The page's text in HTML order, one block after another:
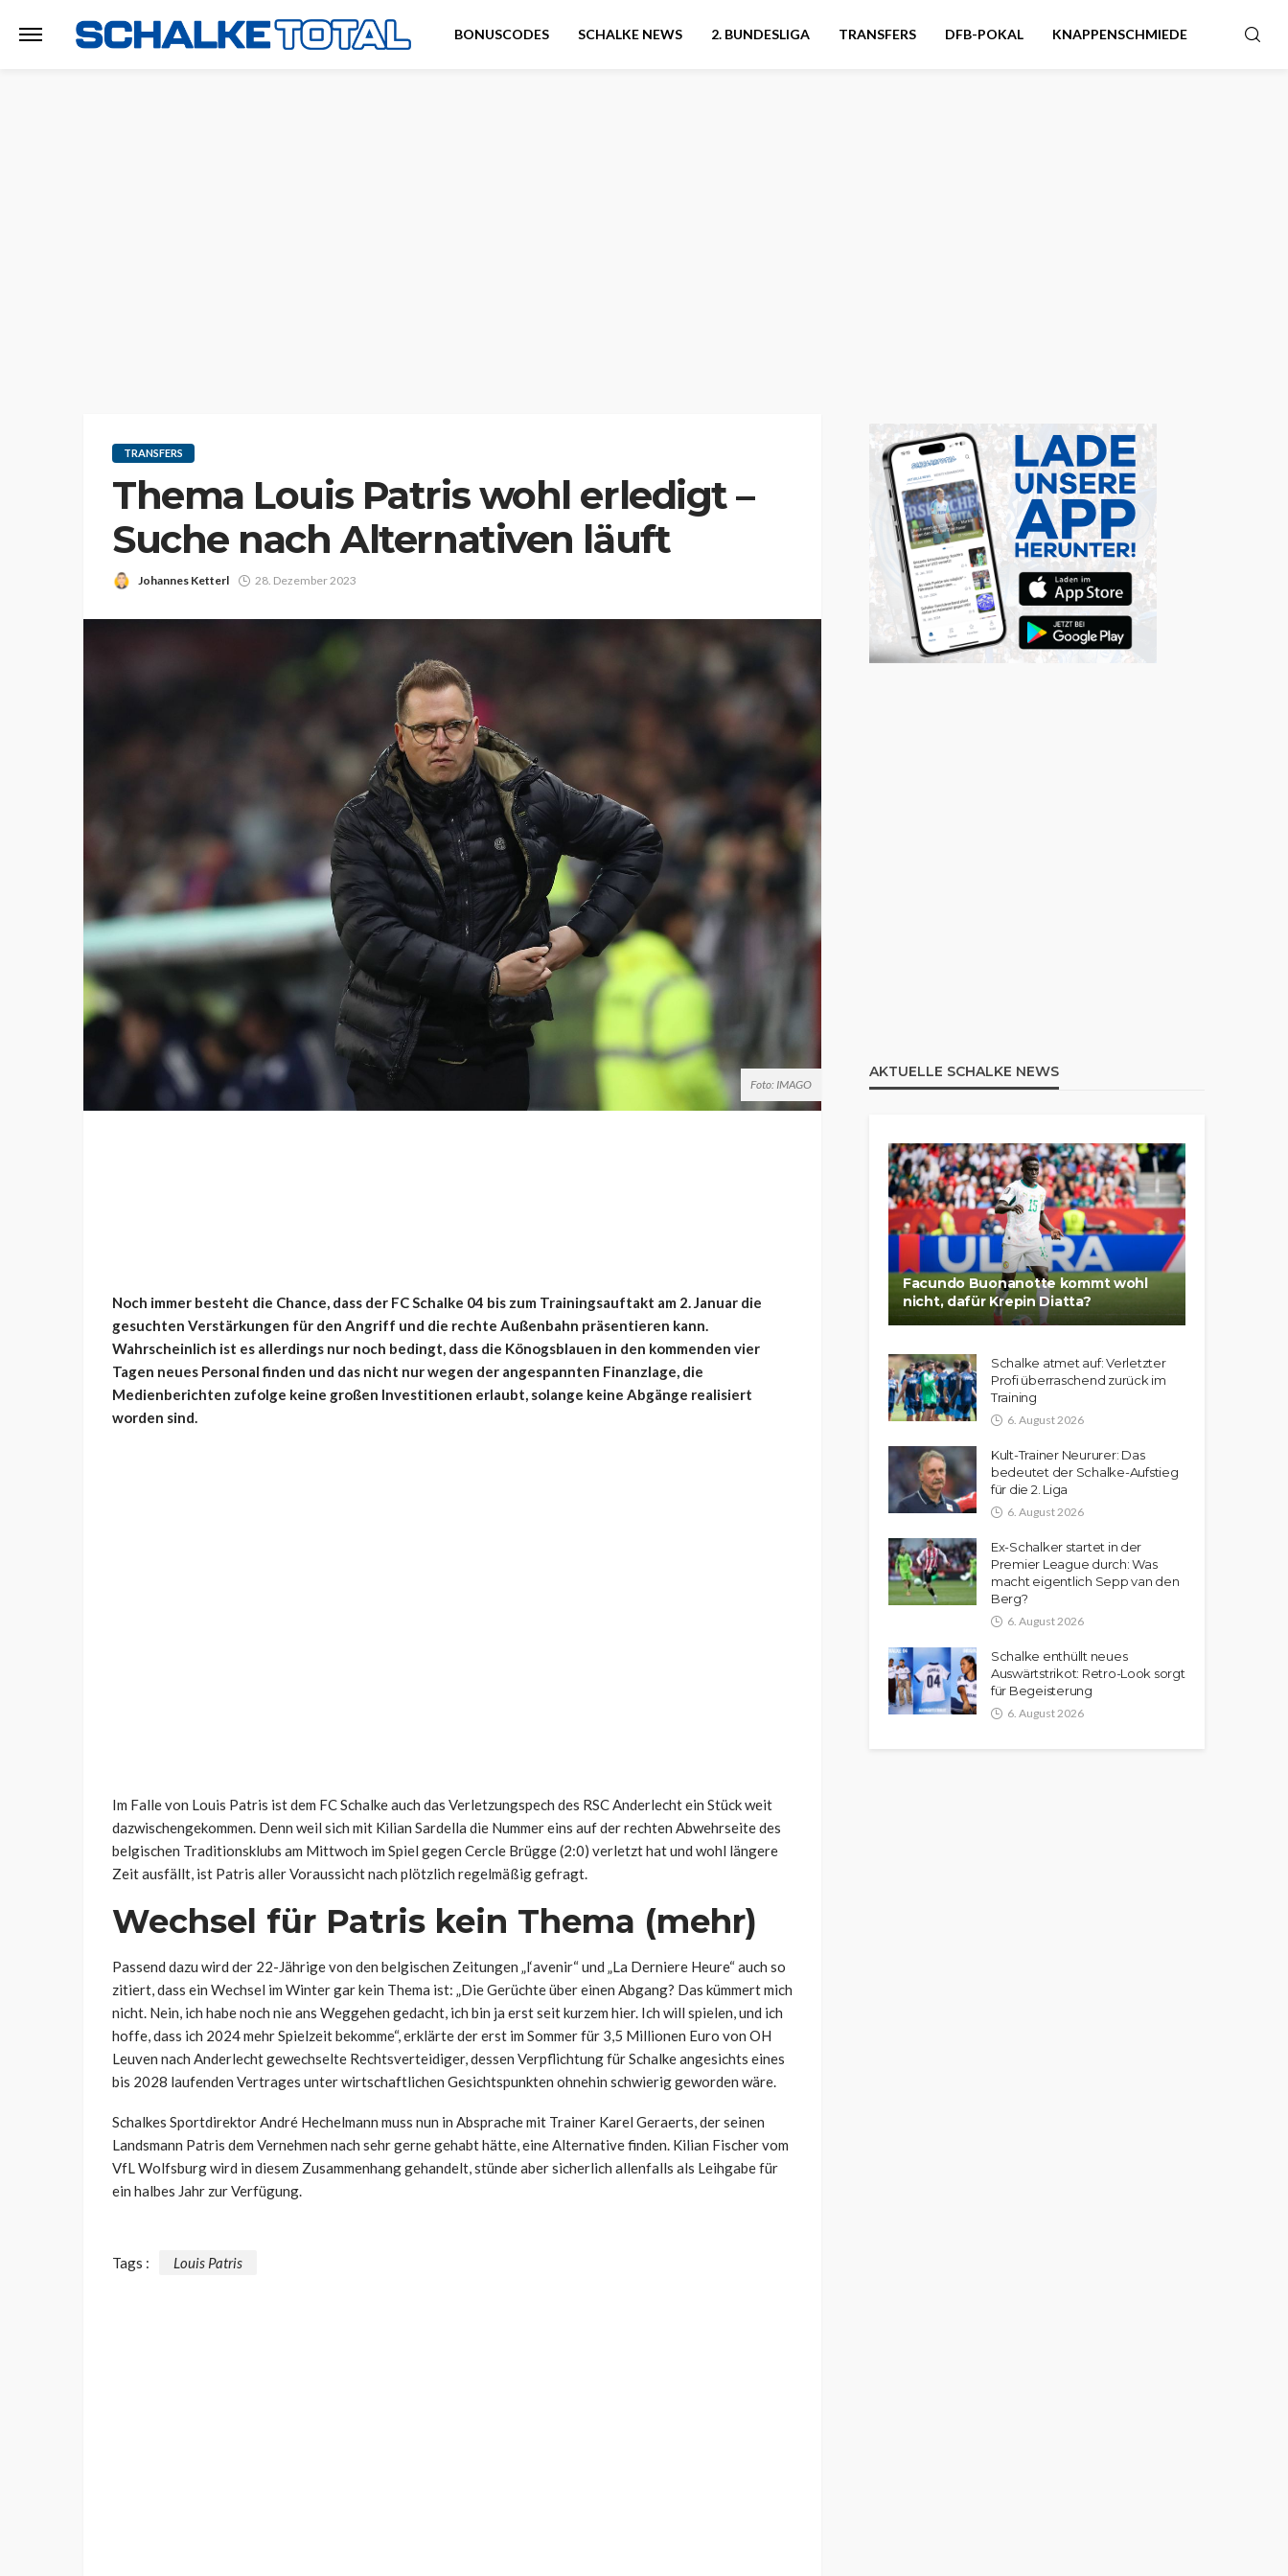
BONUSCODES SCHALKE NEWS 2. BUNDESLIGA TRANSFERS DFB-POKAL KNAPPENSCHMIEDE
TRANSFERS
Thema Louis Patris wohl erledigt –
Suche nach Alternativen läuft
Johannes Ketterl 28. Dezember 2023
Foto: IMAGO
Noch immer besteht die Chance, dass der FC Schalke 04 bis zum Trainingsauftakt am 2. Januar die
gesuchten Verstärkungen für den Angriff und die rechte Außenbahn präsentieren kann.
Wahrscheinlich ist es allerdings nur noch bedingt, dass die Könogsblauen in den kommenden vier
Tagen neues Personal finden und das nicht nur wegen der angespannten Finanzlage, die
Medienberichten zufolge keine großen Investitionen erlaubt, solange keine Abgänge realisiert
worden sind.
Im Falle von Louis Patris ist dem FC Schalke auch das Verletzungspech des RSC Anderlecht ein Stück weit
dazwischengekommen. Denn weil sich mit Kilian Sardella die Nummer eins auf der rechten Abwehrseite des
belgischen Traditionsklubs am Mittwoch im Spiel gegen Cercle Brügge (2:0) verletzt hat und wohl längere
Zeit ausfällt, ist Patris aller Voraussicht nach plötzlich regelmäßig gefragt.
Wechsel für Patris kein Thema (mehr)
Passend dazu wird der 22-Jährige von den belgischen Zeitungen „l‘avenir“ und „La Derniere Heure“ auch so
zitiert, dass ein Wechsel im Winter gar kein Thema ist: „Die Gerüchte über einen Abgang? Das kümmert mich
nicht. Nein, ich habe noch nie ans Weggehen gedacht, ich bin ja erst seit kurzem hier. Ich will spielen, und ich
hoffe, dass ich 2024 mehr Spielzeit bekomme“, erklärte der erst im Sommer für 3,5 Millionen Euro von OH
Leuven nach Anderlecht gewechselte Rechtsverteidiger, dessen Verpflichtung für Schalke angesichts eines
bis 2028 laufenden Vertrages unter wirtschaftlichen Gesichtspunkten ohnehin schwierig geworden wäre.
Schalkes Sportdirektor André Hechelmann muss nun in Absprache mit Trainer Karel Geraerts, der seinen
Landsmann Patris dem Vernehmen nach sehr gerne gehabt hätte, eine Alternative finden. Kilian Fischer vom
VfL Wolfsburg wird in diesem Zusammenhang gehandelt, stünde aber sicherlich allenfalls als Leihgabe für
ein halbes Jahr zur Verfügung.
Tags : Louis Patris
AKTUELLE SCHALKE NEWS
Facundo Buonanotte kommt wohl
nicht, dafür Krepin Diatta?
Schalke atmet auf: Verletzter
Profi überraschend zurück im
Training
6. August 2026
Kult-Trainer Neururer: Das
bedeutet der Schalke-Aufstieg
für die 2. Liga
6. August 2026
Ex-Schalker startet in der
Premier League durch: Was
macht eigentlich Sepp van den
Berg?
6. August 2026
Schalke enthüllt neues
Auswärtstrikot: Retro-Look sorgt
für Begeisterung
6. August 2026